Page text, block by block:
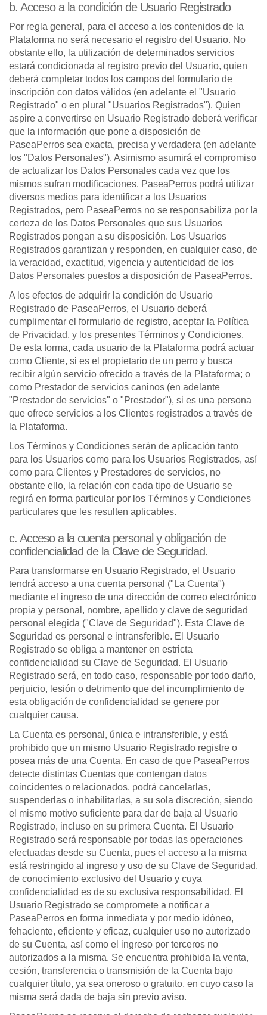
b. Acceso a la condición de Usuario Registrado
Por regla general, para el acceso a los contenidos de la
Plataforma no será necesario el registro del Usuario. No
obstante ello, la utilización de determinados servicios
estará condicionada al registro previo del Usuario, quien
deberá completar todos los campos del formulario de
inscripción con datos válidos (en adelante el "Usuario
Registrado" o en plural "Usuarios Registrados"). Quien
aspire a convertirse en Usuario Registrado deberá verificar
que la información que pone a disposición de
PaseaPerros sea exacta, precisa y verdadera (en adelante
los "Datos Personales"). Asimismo asumirá el compromiso
de actualizar los Datos Personales cada vez que los
mismos sufran modificaciones. PaseaPerros podrá utilizar
diversos medios para identificar a los Usuarios
Registrados, pero PaseaPerros no se responsabiliza por la
certeza de los Datos Personales que sus Usuarios
Registrados pongan a su disposición. Los Usuarios
Registrados garantizan y responden, en cualquier caso, de
la veracidad, exactitud, vigencia y autenticidad de los
Datos Personales puestos a disposición de PaseaPerros.
A los efectos de adquirir la condición de Usuario
Registrado de PaseaPerros, el Usuario deberá
cumplimentar el formulario de registro, aceptar la Política
de Privacidad, y los presentes Términos y Condiciones.
De esta forma, cada usuario de la Plataforma podrá actuar
como Cliente, si es el propietario de un perro y busca
recibir algún servicio ofrecido a través de la Plataforma; o
como Prestador de servicios caninos (en adelante
"Prestador de servicios" o "Prestador"), si es una persona
que ofrece servicios a los Clientes registrados a través de
la Plataforma.
Los Términos y Condiciones serán de aplicación tanto
para los Usuarios como para los Usuarios Registrados, así
como para Clientes y Prestadores de servicios, no
obstante ello, la relación con cada tipo de Usuario se
regirá en forma particular por los Términos y Condiciones
particulares que les resulten aplicables.
c. Acceso a la cuenta personal y obligación de
confidencialidad de la Clave de Seguridad.
Para transformarse en Usuario Registrado, el Usuario
tendrá acceso a una cuenta personal ("La Cuenta")
mediante el ingreso de una dirección de correo electrónico
propia y personal, nombre, apellido y clave de seguridad
personal elegida ("Clave de Seguridad"). Esta Clave de
Seguridad es personal e intransferible. El Usuario
Registrado se obliga a mantener en estricta
confidencialidad su Clave de Seguridad. El Usuario
Registrado será, en todo caso, responsable por todo daño,
perjuicio, lesión o detrimento que del incumplimiento de
esta obligación de confidencialidad se genere por
cualquier causa.
La Cuenta es personal, única e intransferible, y está
prohibido que un mismo Usuario Registrado registre o
posea más de una Cuenta. En caso de que PaseaPerros
detecte distintas Cuentas que contengan datos
coincidentes o relacionados, podrá cancelarlas,
suspenderlas o inhabilitarlas, a su sola discreción, siendo
el mismo motivo suficiente para dar de baja al Usuario
Registrado, incluso en su primera Cuenta. El Usuario
Registrado será responsable por todas las operaciones
efectuadas desde su Cuenta, pues el acceso a la misma
está restringido al ingreso y uso de su Clave de Seguridad,
de conocimiento exclusivo del Usuario y cuya
confidencialidad es de su exclusiva responsabilidad. El
Usuario Registrado se compromete a notificar a
PaseaPerros en forma inmediata y por medio idóneo,
fehaciente, eficiente y eficaz, cualquier uso no autorizado
de su Cuenta, así como el ingreso por terceros no
autorizados a la misma. Se encuentra prohibida la venta,
cesión, transferencia o transmisión de la Cuenta bajo
cualquier título, ya sea oneroso o gratuito, en cuyo caso la
misma será dada de baja sin previo aviso.